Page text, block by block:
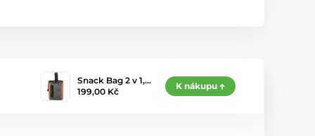
Snack Bag 2 v 1,…
199,00 Kč
K nákupu